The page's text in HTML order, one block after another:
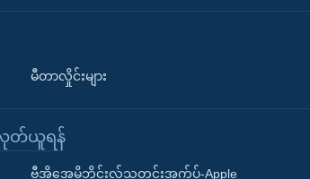
မီတာလှိုင်းများ
လုတ်ယူရန်
ဗွီအိုအေမိုဘိုင်းလ်သတင်းအက်ပ်-Apple